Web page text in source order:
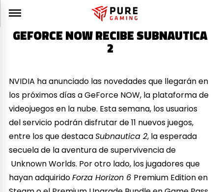
GEFORCE NOW RECIBE SUBNAUTICA
2
NVIDIA ha anunciado las novedades que llegarán en
los próximos días a GeForce NOW, la plataforma de
videojuegos en la nube. Esta semana, los usuarios
del servicio podrán disfrutar de 11 nuevos juegos,
entre los que destacaSubnautica 2, la esperada
secuela de la aventura de supervivencia de
Unknown Worlds. Por otro lado, los jugadores que
hayan adquiridoForza Horizon 6 Premium Edition en